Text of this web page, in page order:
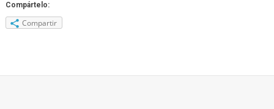
Compártelo:
Compartir